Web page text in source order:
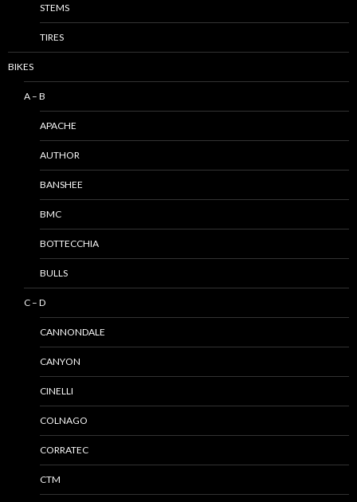
STEMS
TIRES
BIKES
A – B
APACHE
AUTHOR
BANSHEE
BMC
BOTTECCHIA
BULLS
C – D
CANNONDALE
CANYON
CINELLI
COLNAGO
CORRATEC
CTM